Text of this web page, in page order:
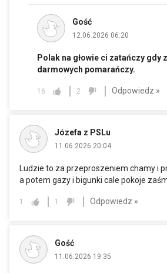
Gość
12.06.2026 06:20
Polak na głowie ci zatańczy gdy
darmowych pomarańczy.
16 2 Odpowiedz »
Józefa z PSLu
11.06.2026 20:04
Ludzie to za przeproszeniem chamy i
a potem gazy i bigunki cale pokoje
1 1 Odpowiedz »
Gość
11.06.2026 19:35